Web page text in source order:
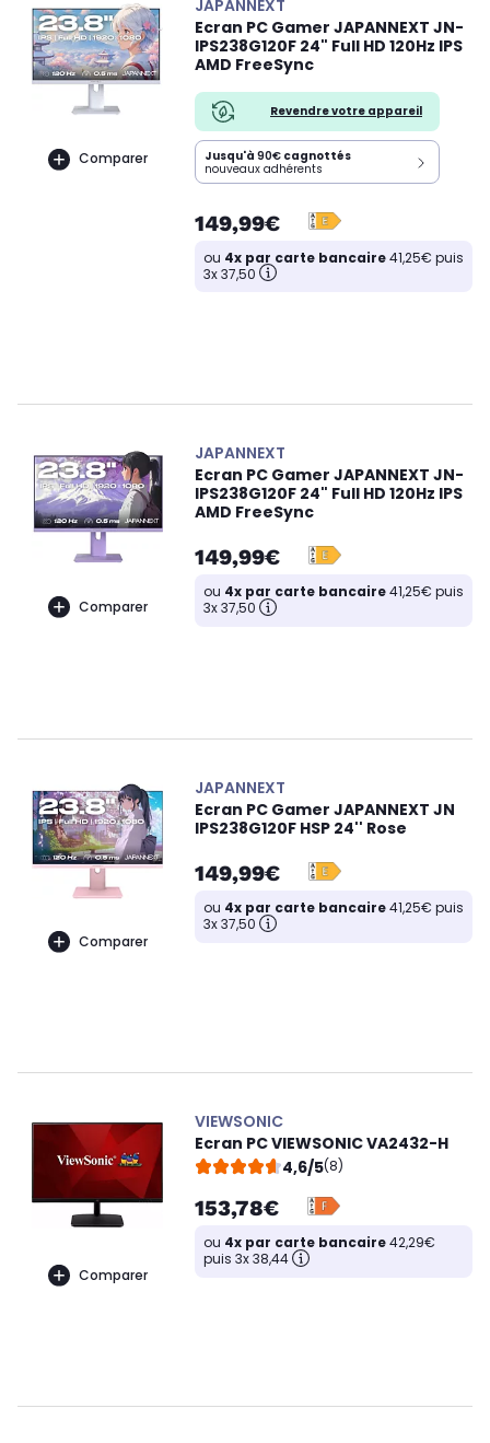
Comparer
JAPANNEXT
Ecran PC Gamer JAPANNEXT JN-
IPS238G120F 24" Full HD 120Hz IPS
AMD FreeSync
Revendre votre appareil
Jusqu'à 90€ cagnottés
nouveaux adhérents
149,99€
ou 4x par carte bancaire41,25€ puis
3x 37,50
Comparer
JAPANNEXT
Ecran PC Gamer JAPANNEXT JN-
IPS238G120F 24" Full HD 120Hz IPS
AMD FreeSync
149,99€
ou 4x par carte bancaire41,25€ puis
3x 37,50
Comparer
JAPANNEXT
Ecran PC Gamer JAPANNEXT JN
IPS238G120F HSP 24'' Rose
149,99€
ou 4x par carte bancaire41,25€ puis
3x 37,50
Comparer
VIEWSONIC
Ecran PC VIEWSONIC VA2432-H
4,6/5(8)
153,78€
ou 4x par carte bancaire42,29€
puis 3x 38,44